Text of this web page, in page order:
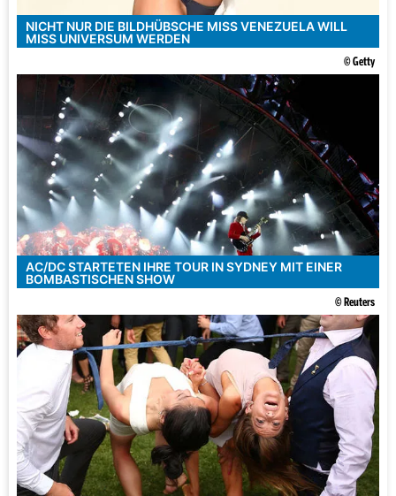
NICHT NUR DIE BILDHÜBSCHE MISS VENEZUELA WILL
MISS UNIVERSUM WERDEN
© Getty
AC/DC STARTETEN IHRE TOUR IN SYDNEY MIT EINER
BOMBASTISCHEN SHOW
© Reuters